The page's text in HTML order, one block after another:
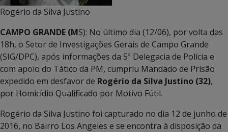
Rogério da Silva Justino
CAMPO GRANDE (MS): No último dia (12/06), por volta das
18h, o Setor de Investigações Gerais de Campo Grande
(SIG/DPC), após informações da 5ª Delegacia de Polícia e
com apoio do Tático da PM, cumpriu Mandado de Prisão
expedido em desfavor de Rogério da Silva Justino (32),
por Homicídio Qualificado por Motivo Fútil.
Rogério da Silva Justino foi capturado no dia 12 de junho de
2016, no Bairro Los Angeles e se encontra à disposição da